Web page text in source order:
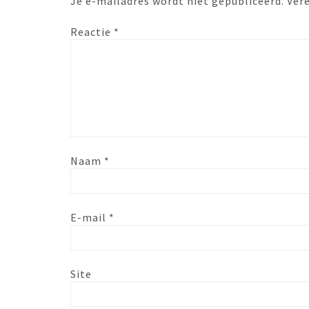
Reactie *
Naam *
E-mail *
Site